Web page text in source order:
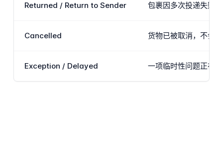
Returned / Return to Sender 包裹因多次投递失败
Cancelled 货物已被取消，不会
Exception / Delayed 一项临时性问题正在